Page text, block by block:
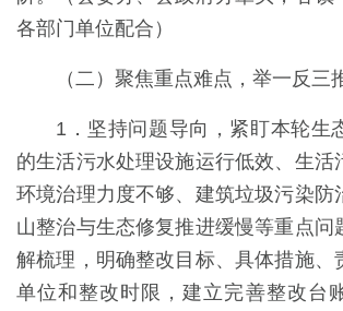
各部门单位配合）
（二）聚焦重点难点，举一反三
1．坚持问题导向，紧盯本轮生
的生活污水处理设施运行低效、生活
环境治理力度不够、建筑垃圾污染防
山整治与生态修复推进缓慢等重点问
解梳理，明确整改目标、具体措施、
单位和整改时限，建立完善整改台